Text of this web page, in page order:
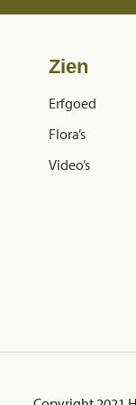
Zien
Erfgoed
Flora’s
Video’s